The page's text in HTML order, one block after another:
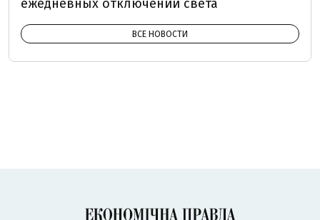
ежедневных отключений света
ВСЕ НОВОСТИ